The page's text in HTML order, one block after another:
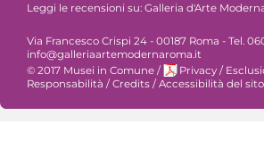
Leggi le recensioni su: Galleria d'Arte
Via Francesco Crispi 24 - 00187 Roma - Tel.
info@galleriaartemodernaroma.it
© 2017 Musei in Comune / Privacy /
Responsabilità /Credits /Accessibilità del